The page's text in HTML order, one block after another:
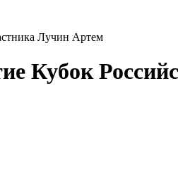
Лучин Артем
Кубок